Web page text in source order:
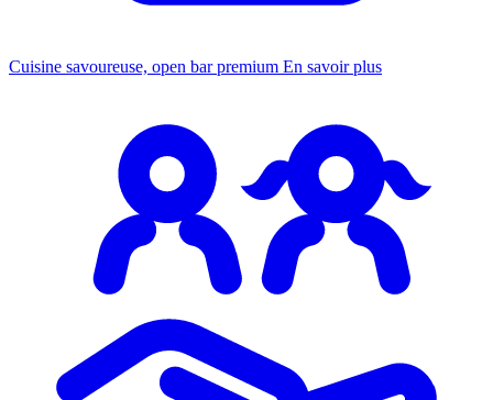
Cuisine savoureuse, open bar premium En savoir plus